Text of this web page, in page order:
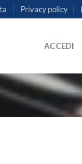
Privacy policy
ACCEDI